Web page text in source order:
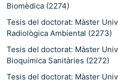
Biomèdica (2274)
Tesis del doctorat: Màster
Radiològica Ambiental (2273)
Tesis del doctorat: Màster
Bioquímica Sanitàries (2272)
Tesis del doctorat: Màster